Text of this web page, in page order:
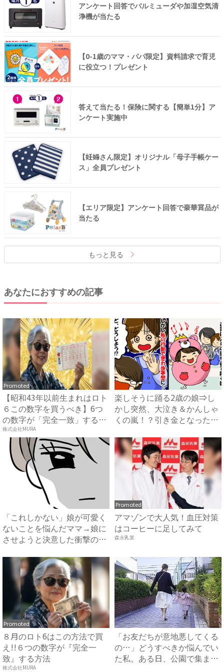
アンケート回答でバルミューダや加湿空気清
浄機が当たる
【0-1歳のママ・パパ限定】資料請求で育児
に役立つ！プレゼント
答えて当たる！保険に関する【簡単1分】ア
ンケート実施中
【妊婦さん限定】オリジナル「母子手帳ケー
ス」全員プレゼント
【エリア限定】アンケート回答で豪華賞品が
当たる
もっと見る
あなたにおすすめの記事
Promoted
【昭和43年以前生まれはロト
６この数字を買うべき】6つ
の数字が「完全一致」する
方...
株式会社MURA
楽しそうに踊る2歳の娘⇒し
かし突然、大泣き＆かんしゃ
くの嵐！？引き金となった出
「これしかない」娘が可愛く
ないことを悩んだママ→娘に
させようと決意した衝撃のあ
Promoted
アマゾンで大人気！血圧対策
はコーヒーに足してみて
森永乳業
Promoted
８月のロト6はこの方法で買
え!!６つの数字が『完全一
致』する方法
株式会社MURA
「お友だちが意地悪してくる
の…」どうすべきか悩んでい
た私。ある日、公園で集まる